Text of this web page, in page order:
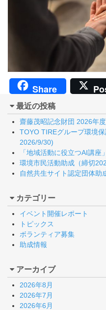
Share
最近の投稿
齋藤茂昭記念財団 2026年
TOYO TIREグループ環境
2026/9/30)
「地域活動に役立つAI講
環境市民活動助成（締切
自然共生サイト認定団体助
カテゴリー
イベント開催レポート
トピックス
ボランティア募集
助成情報
アーカイブ
2026年8月
2026年7月
2026年6月